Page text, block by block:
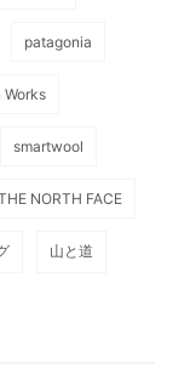
patagonia
smartwool
NORTH FACE
山と道